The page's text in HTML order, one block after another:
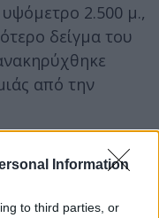
Information
to third parties, or
2.500 μ.,
δείγμα του
από την